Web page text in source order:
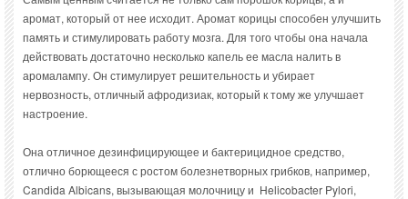
аромат, который от нее исходит. Аромат корицы способен улучшить
память и стимулировать работу мозга. Для того чтобы она начала
действовать достаточно несколько капель ее масла налить в
аромалампу. Он стимулирует решительность и убирает
нервозность, отличный афродизиак, который к тому же улучшает
настроение.
Она отличное дезинфицирующее и бактерицидное средство,
отлично борющееся с ростом болезнетворных грибков, например,
Candida Albicans, вызывающая молочницу и Helicobacter Pylori,